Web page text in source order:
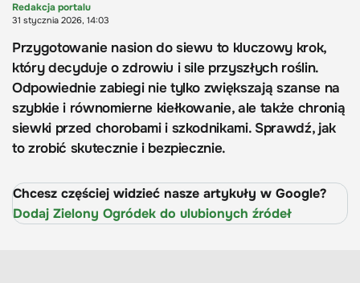
Redakcja portalu
31 stycznia 2026, 14:03
Przygotowanie nasion do siewu to kluczowy krok,
który decyduje o zdrowiu i sile przyszłych roślin.
Odpowiednie zabiegi nie tylko zwiększają szanse na
szybkie i równomierne kiełkowanie, ale także chronią
siewki przed chorobami i szkodnikami. Sprawdź, jak
to zrobić skutecznie i bezpiecznie.
Chcesz częściej widzieć nasze artykuły w Google?
Dodaj Zielony Ogródek do ulubionych źródeł